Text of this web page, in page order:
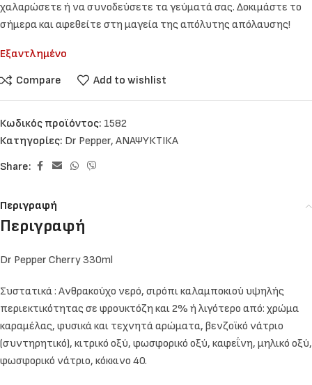
χαλαρώσετε ή να συνοδεύσετε τα γεύματά σας. Δοκιμάστε το
σήμερα και αφεθείτε στη μαγεία της απόλυτης απόλαυσης!
Εξαντλημένο
Compare
Add to wishlist
Κωδικός προϊόντος: 1582
Κατηγορίες: Dr Pepper, ΑΝΑΨΥΚΤΙΚΑ
Share:
Περιγραφή
Περιγραφή
Dr Pepper Cherry 330ml
Συστατικά : Ανθρακούχο νερό, σιρόπι καλαμποκιού υψηλής
περιεκτικότητας σε φρουκτόζη και 2% ή λιγότερο από: χρώμα
καραμέλας, φυσικά και τεχνητά αρώματα, βενζοϊκό νάτριο
(συντηρητικό), κιτρικό οξύ, φωσφορικό οξύ, καφεΐνη, μηλικό οξύ,
φωσφορικό νάτριο, κόκκινο 40.